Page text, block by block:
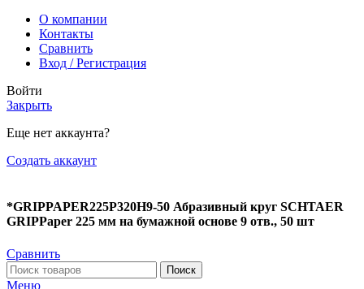
О компании
Контакты
Сравнить
Вход / Регистрация
Войти
Закрыть
Еще нет аккаунта?
Создать аккаунт
*GRIPPAPER225P320H9-50 Абразивный круг SCHTAER
GRIPPaper 225 мм на бумажной основе 9 отв., 50 шт
Сравнить
Поиск
Меню